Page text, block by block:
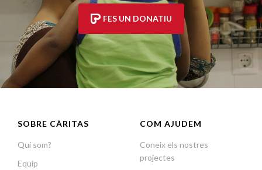
FES UN DONATIU
SOBRE CÀRITAS
Qui som?
Equip
COM AJUDEM
Coneix els nostres
projectes